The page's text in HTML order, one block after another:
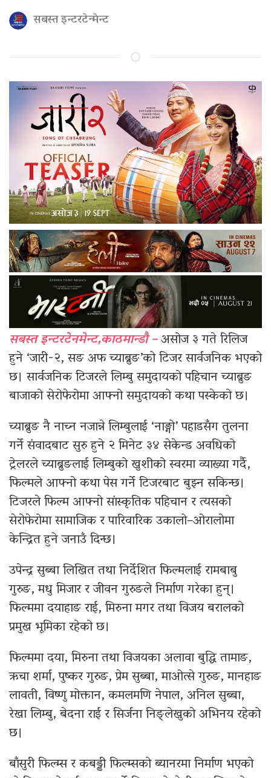
सबस्त इन्टरटेन्मेन्ट
सबस्त इन्टरटेनमेन्ट,काठमान्डौ –असोज ३ गते रिलिज
हुने ‘जारी-२, सङ अफ च्याब्रुङ’को टिजर सार्वजनिक भएको
छ। सार्वजनिक टिजरले लिम्बु समुदायको पहिचान च्याब्रुङ
बाजाको सेरोफेरोमा आफ्नो समुदायको कथा पस्केको छ।
च्याब्रुङ नै नाच्न नजान्ने लिम्बुलाई ‘नाङ्गो’ पहाडसँग तुलना
गर्ने संवादबाट सुरु हुने २ मिनेट ३४ सेकेन्ड अवधिको
ट्रेलरले च्याब्रुङलाई लिम्बुको खुशीको स्वरमा व्याख्या गर्दै,
फिल्मले आफ्नो कथा पेस गर्ने टिजरबाट बुझ्न सकिन्छ।
टिजरले फिल्म आफ्नो सांस्कृतिक पहिचान र त्यसको
सेरोफेरोमा सामाजिक र पारिवारिक उकालो–ओरालोमा
केन्द्रित हुने जनाउँ दिन्छ।
उपेन्द्र सुब्बा लिखित तथा निर्देशित फिल्मलाई रामबाबु
गुरुङ, मधु मिजार र जीवन गुरुङले निर्माण गरेका हुन्।
फिल्ममा दयाहाङ राई, मिरुना मगर तथा विजय बरालको
प्रमुख भूमिका रहेको छ।
फिल्ममा दया, मिरुना तथा विजयका अलावा बुद्धि तामाङ,
ऋचा शर्मा, पुष्कर गुरुङ, प्रेम सुब्बा, माओत्से गुरुङ, मानहाङ
लावती, विष्णु मोक्तान, कमलमणि नेपाल, अनिल सुब्बा,
रेखा लिम्बु, बेदना राई र सिर्जना निङ्लेखुको अभिनय रहेको
छ।
बाँसुरी फिल्म्स र कबड्डी फिल्म्सको ब्यानरमा निर्माण भएको